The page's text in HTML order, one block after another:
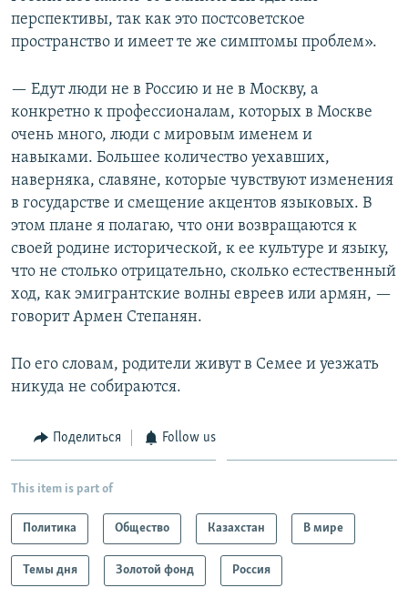
перспективы, так как это постсоветское
пространство и имеет те же симптомы проблем».
— Едут люди не в Россию и не в Москву, а
конкретно к профессионалам, которых в Москве
очень много, люди с мировым именем и
навыками. Большее количество уехавших,
наверняка, славяне, которые чувствуют изменения
в государстве и смещение акцентов языковых. В
этом плане я полагаю, что они возвращаются к
своей родине исторической, к ее культуре и языку,
что не столько отрицательно, сколько естественный
ход, как эмигрантские волны евреев или армян, —
говорит Армен Степанян.
По его словам, родители живут в Семее и уезжать
никуда не собираются.
Поделиться Follow us
This item is part of
Политика Общество Казахстан В мире
Темы дня Золотой фонд Россия